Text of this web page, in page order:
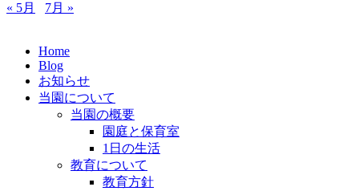
« 5月 7月 »
Home
Blog
お知らせ
当園について
当園の概要
園庭と保育室
1日の生活
教育について
教育方針